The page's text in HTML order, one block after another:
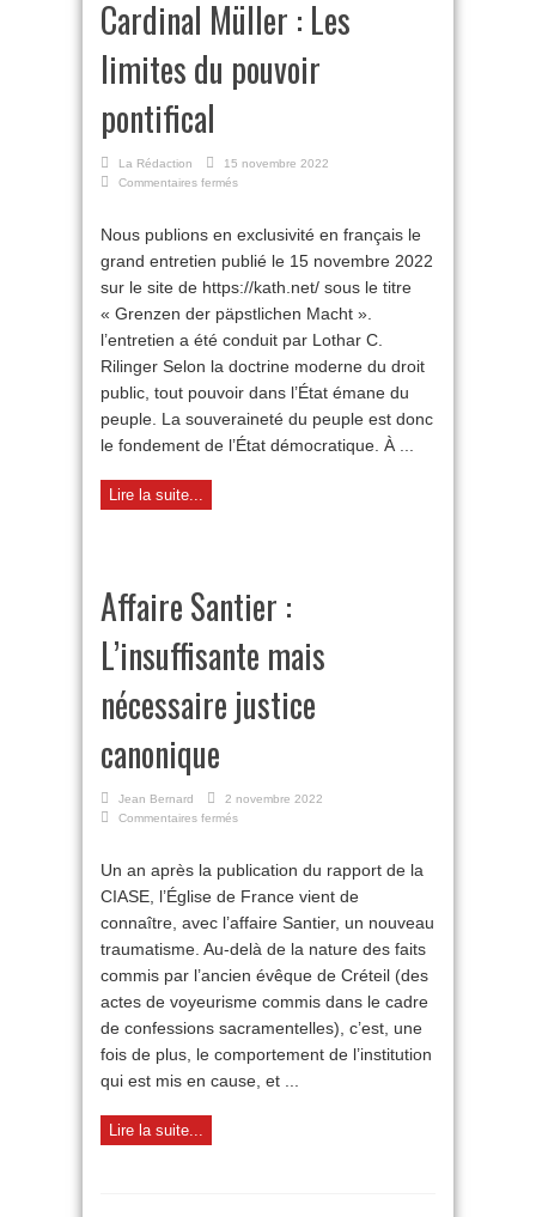
Cardinal Müller : Les
limites du pouvoir
pontifical
La Rédaction
15 novembre 2022
Commentaires fermés
:
Les
du
pouvoir
pontifical
Nous publions en exclusivité en français le
grand entretien publié le 15 novembre 2022
sur le site de https://kath.net/ sous le titre
« Grenzen der päpstlichen Macht ».
l’entretien a été conduit par Lothar C.
Rilinger Selon la doctrine moderne du droit
public, tout pouvoir dans l’État émane du
peuple. La souveraineté du peuple est donc
le fondement de l’État démocratique. À ...
Lire la suite...
Affaire Santier :
L’insuffisante mais
nécessaire justice
canonique
Jean Bernard
2 novembre 2022
Commentaires fermés
L’insuffisante
mais
justice
canonique
Un an après la publication du rapport de la
CIASE, l’Église de France vient de
connaître, avec l’affaire Santier, un nouveau
traumatisme. Au-delà de la nature des faits
commis par l’ancien évêque de Créteil (des
actes de voyeurisme commis dans le cadre
de confessions sacramentelles), c’est, une
fois de plus, le comportement de l’institution
qui est mis en cause, et ...
Lire la suite...